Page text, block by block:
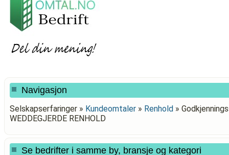
Navigasjon
Selskapserfaringer » Kundeomtaler » Renhold »
WEDDEGJERDE RENHOLD
Se bedrifter i samme by, bransje og kategori